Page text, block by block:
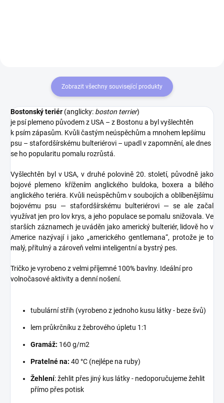
Zobrazit všechny související produkty
Bostonský teriér (anglicky: boston terrier)
je psí plemeno původem z USA – z Bostonu a byl vyšlechtěn
k psím zápasům. Kvůli častým neúspěchům a mnohem lepšímu
psu – stafordšírskému bulteriérovi – upadl v zapomnění, ale dnes
se ho popularitu pomalu rozrůstá.
Vyšlechtěn byl v USA, v druhé polovině 20. století, původně jako
bojové plemeno křížením anglického buldoka, boxera a bílého
anglického teriéra. Kvůli neúspěchům v soubojích a oblíbenějšímu
bojovému psu — stafordšírskému bulteriérovi — se ale začal
využívat jen pro lov krys, a jeho populace se pomalu snižovala. Ve
starších záznamech je uváděn jako americký bulteriér, lidově ho v
Americe nazývají i jako „amerického gentlemana“, protože je to
malý, přítulný a zároveň velmi inteligentní a bystrý pes.
Tričko je vyrobeno z velmi příjemné 100% bavlny. Ideální pro
volnočasové aktivity a denní nošení.
tubulární střih (vyrobeno z jednoho kusu látky - beze švů)
lem průkrčníku z žebrového úpletu 1:1
Gramáž: 160 g/m2
Pratelné na: 40 °C (nejlépe na ruby)
Žehlení: žehlit přes jiný kus látky - nedoporučujeme žehlit
přímo přes potisk